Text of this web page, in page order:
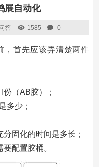
展自动化
答 1585 0
，首先应该弄清楚两件
（AB胶）；
多少；
固化的时间是多长；
配置胶桶。